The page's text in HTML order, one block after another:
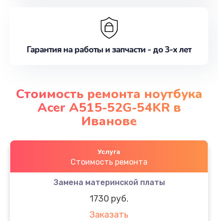
Гарантия на работы и запчасти - до 3-х лет
Стоимость ремонта ноутбука
Acer A515-52G-54KR в
Иванове
Услуга
Стоимость ремонта
Замена материнской платы
1730 руб.
Заказать